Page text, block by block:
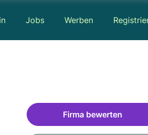
Jobs Werben
Firma bewerten